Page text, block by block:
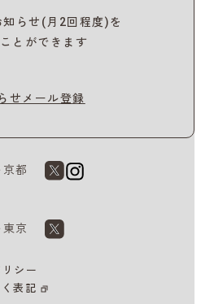
知らせ(月2回程度)を
とができます
せメール登録
京都
東京
シー
表記